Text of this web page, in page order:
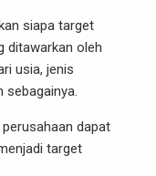
siapa target
ditawarkan oleh
usia, jenis
sebagainya.
dapat
target